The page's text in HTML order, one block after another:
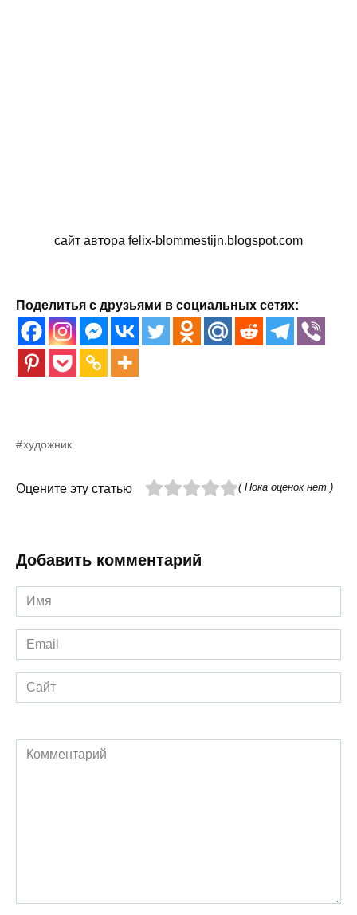
сайт автора felix-blommestijn.blogspot.com
Поделитья с друзьями в социальных сетях:
художник
Оцените эту статью ( Пока оценок нет )
Добавить комментарий
Имя
*
Email
*
Сайт
Комментарий